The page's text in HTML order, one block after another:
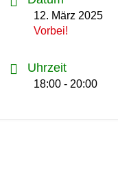
12. März 2025
Vorbei!
Uhrzeit
18:00 - 20:00